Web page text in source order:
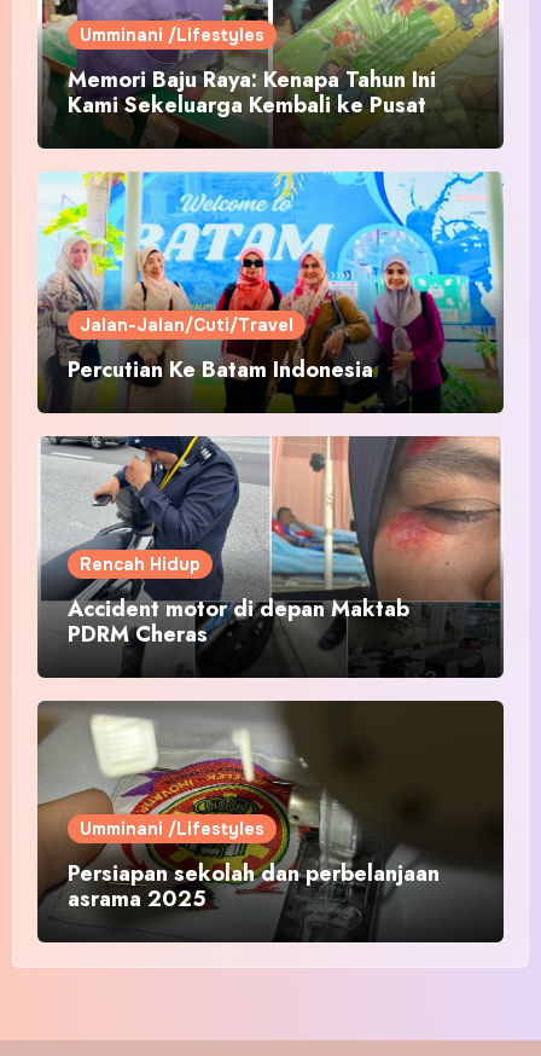
Umminani /Lifestyles
Memori Baju Raya: Kenapa Tahun Ini
Kami Sekeluarga Kembali ke Pusat
Pakaian Hari-Hari?
Jalan-Jalan/Cuti/Travel
Percutian Ke Batam Indonesia
Rencah Hidup
Accident motor di depan Maktab
PDRM Cheras
Umminani /Lifestyles
Persiapan sekolah dan perbelanjaan
asrama 2025